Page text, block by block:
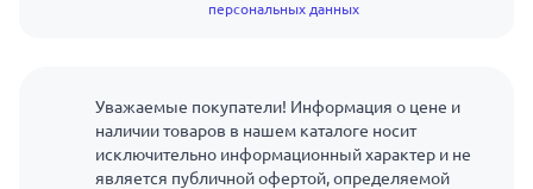
персональных данных
Уважаемые покупатели! Информация о цене и
наличии товаров в нашем каталоге носит
исключительно информационный характер и не
является публичной офертой, определяемой